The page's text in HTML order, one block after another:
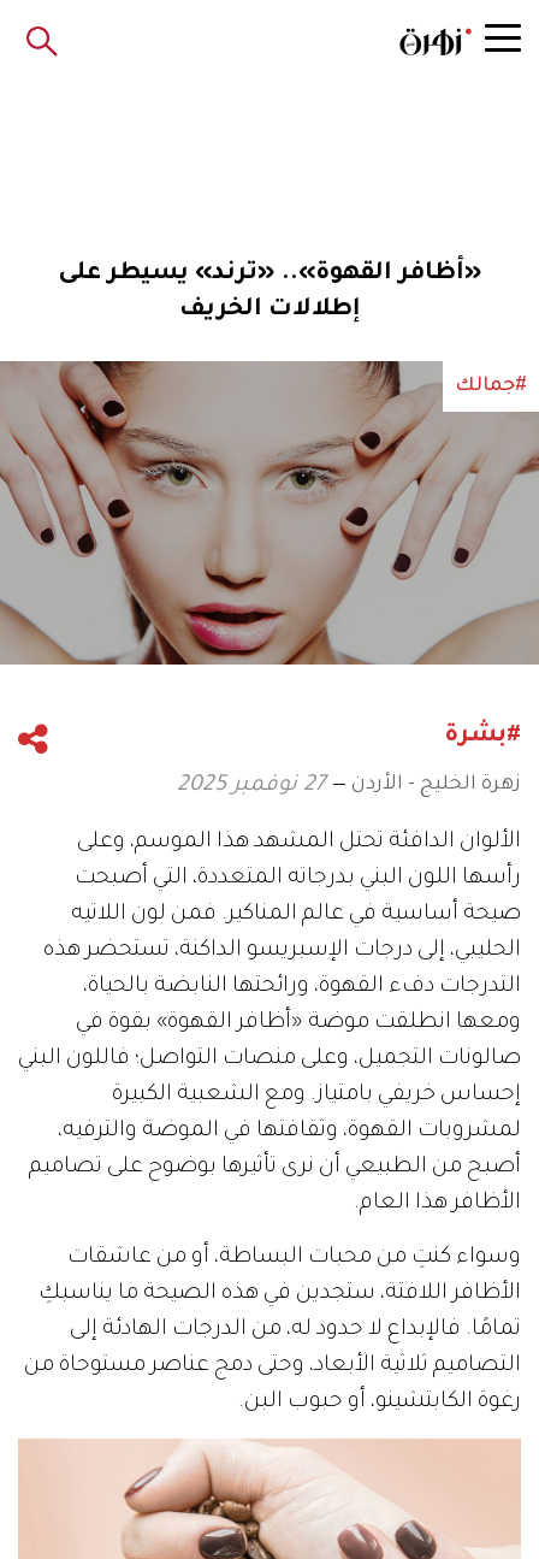
«أظافر القهوة».. «ترند» يسيطر على
إطلالات الخريف
#جمالك
#بشرة
زهرة الخليج - الأردن 27 نوفمبر 2025
الألوان الدافئة تحتل المشهد هذا الموسم، وعلى
رأسها اللون البني بدرجاته المتعددة، التي أصبحت
صيحة أساسية في عالم المناكير. فمن لون اللاتيه
الحليبي، إلى درجات الإسبريسو الداكنة، تستحضر هذه
التدرجات دفء القهوة، ورائحتها النابضة بالحياة،
ومعها انطلقت موضة «أظافر القهوة» بقوة في
صالونات التجميل، وعلى منصات التواصل؛ فاللون البني
إحساس خريفي بامتياز. ومع الشعبية الكبيرة
لمشروبات القهوة، وثقافتها في الموضة والترفيه،
أصبح من الطبيعي أن نرى تأثيرها بوضوح على تصاميم
الأظافر هذا العام.
وسواء كنتِ من محبات البساطة، أو من عاشقات
الأظافر اللافتة، ستجدين في هذه الصيحة ما يناسبكِ
تمامًا. فالإبداع لا حدود له، من الدرجات الهادئة إلى
التصاميم ثلاثية الأبعاد، وحتى دمج عناصر مستوحاة من
رغوة الكابتشينو، أو حبوب البن.